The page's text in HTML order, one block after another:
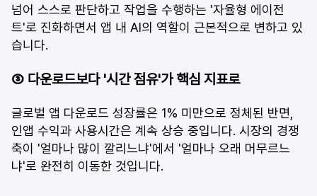
넘어 스스로 판단하고 작업을 수행하는 '자율형 에이전
트'로 진화하면서 앱 내 AI의 역할이 근본적으로 변하고 있
습니다.
③ 다운로드보다 '시간 점유'가 핵심 지표로
글로벌 앱 다운로드 성장률은 1% 미만으로 정체된 반면,
인앱 수익과 사용시간은 계속 상승 중입니다. 시장의 경쟁
축이 '얼마나 많이 깔리느냐'에서 '얼마나 오래 머무르느
냐'로 완전히 이동한 것입니다.